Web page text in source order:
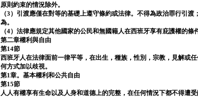
原則約束的情況除外。
（3）引渡應僅在對等的基礎上遵守條約或法律。不得為政治罪行引
為。
（4）法律應規定其他國家的公民和無國籍人在西班牙享有庇護權的條
第二章權利與自由
第14節
西班牙人在法律面前一律平等，在出生，種族，性別，宗教，見解或
何方式加以歧視。
第1章。基本權利和公共自由
第15節
人人有權享有生命以及人身和道德上的完整，在任何情況下都不得遭